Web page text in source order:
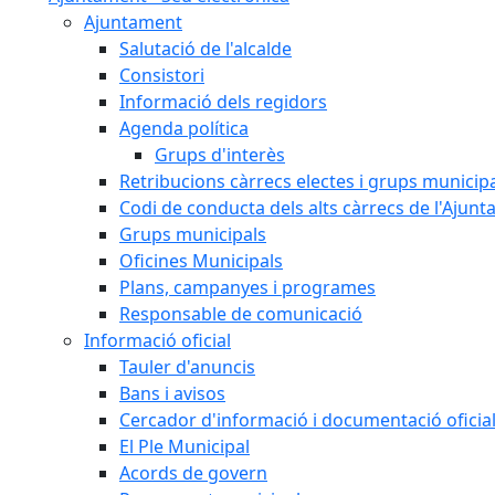
Ajuntament
Salutació de l'alcalde
Consistori
Informació dels regidors
Agenda política
Grups d'interès
Retribucions càrrecs electes i grups
Codi de conducta dels alts càrrecs de
Grups municipals
Oficines Municipals
Plans, campanyes i programes
Responsable de comunicació
Informació oficial
Tauler d'anuncis
Bans i avisos
Cercador d'informació i documentació
El Ple Municipal
Acords de govern